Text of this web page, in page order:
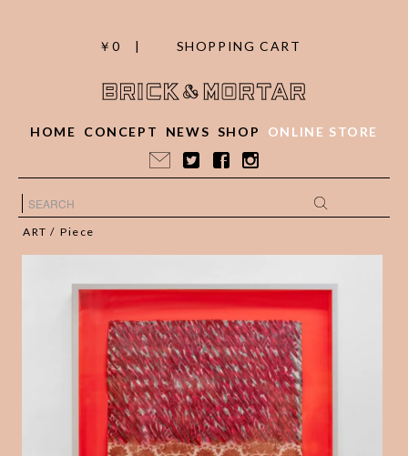
￥0 | SHOPPING CART
HOME CONCEPT NEWS SHOP ONLINE STORE
ART / Piece